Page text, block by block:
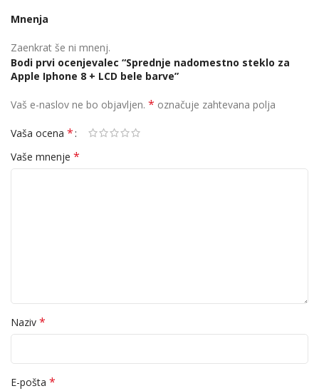
Mnenja
Zaenkrat še ni mnenj.
Bodi prvi ocenjevalec “Sprednje nadomestno steklo za
Apple Iphone 8 + LCD bele barve”
Vaš e-naslov ne bo objavljen. * označuje zahtevana polja
Vaša ocena *
Vaše mnenje *
Naziv *
E-pošta *